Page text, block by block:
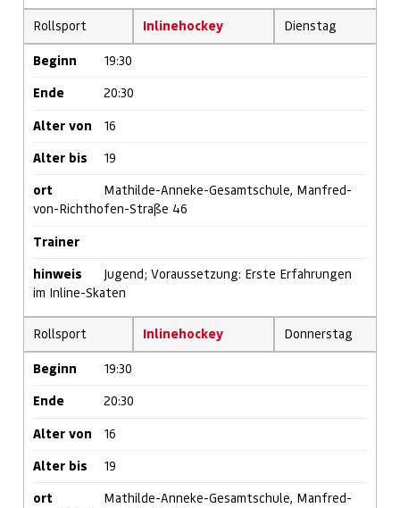
Rollsport Inlinehockey Dienstag
Beginn 19:30
Ende 20:30
Alter von 16
Alter bis 19
ort
Mathilde-Anneke-Gesamtschule, Manfred-
von-Richthofen-Straße 46
Trainer
hinweis
Jugend; Voraussetzung: Erste Erfahrungen
im Inline-Skaten
Rollsport Inlinehockey Donnerstag
Beginn 19:30
Ende 20:30
Alter von 16
Alter bis 19
ort
Mathilde-Anneke-Gesamtschule, Manfred-